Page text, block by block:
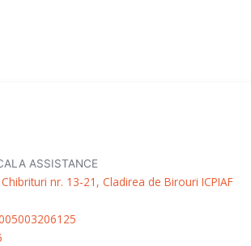
ASSISTANCE
nr. 13-21, Cladirea de Birouri ICPIAF